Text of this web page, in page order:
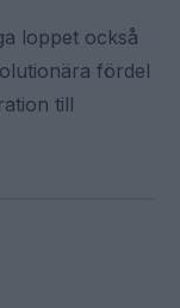
loppet också
fördel
till